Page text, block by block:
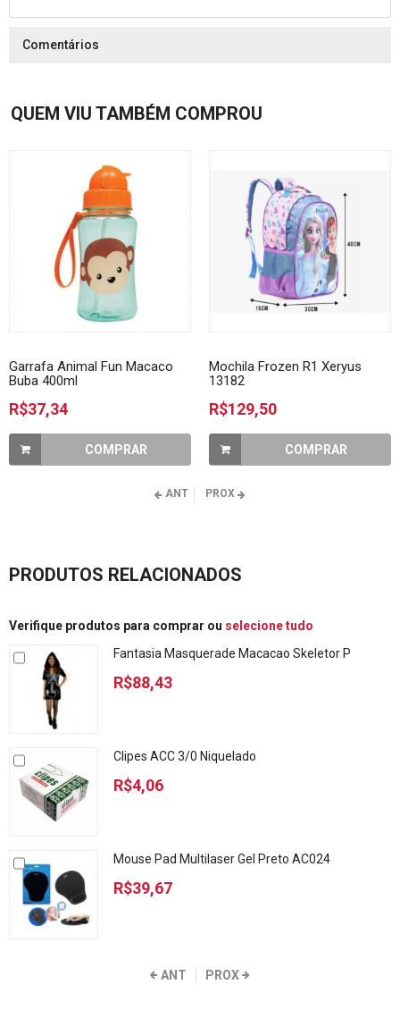
Comentários
QUEM VIU TAMBÉM COMPROU
Garrafa Animal Fun Macaco
Buba 400ml
R$37,34
COMPRAR
Mochila Frozen R1 Xeryus
13182
R$129,50
COMPRAR
ANT PROX
PRODUTOS RELACIONADOS
Verifique produtos para comprar ou selecione tudo
Fantasia Masquerade Macacao Skeletor P
R$88,43
Clipes ACC 3/0 Niquelado
R$4,06
Mouse Pad Multilaser Gel Preto AC024
R$39,67
ANT PROX